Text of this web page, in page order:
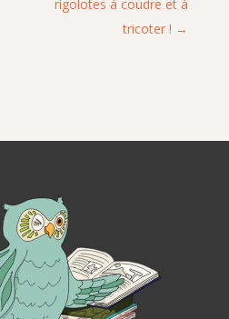
rigolotes à coudre et à
tricoter !